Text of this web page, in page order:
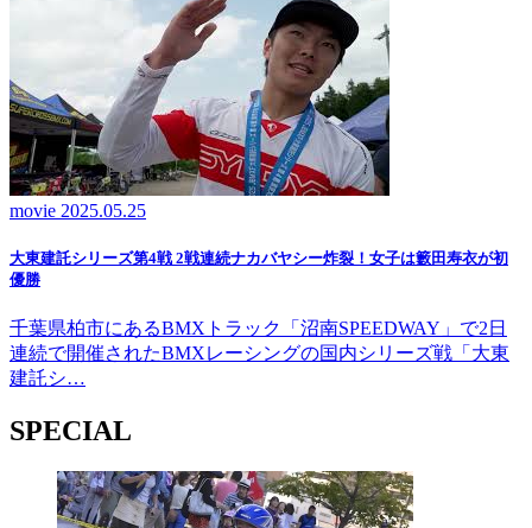
movie 2025.05.25
大東建託シリーズ第4戦 2戦連続ナカバヤシー炸裂！女子は籔田寿衣が初
優勝
千葉県柏市にあるBMXトラック「沼南SPEEDWAY」で2日
連続で開催されたBMXレーシングの国内シリーズ戦「大東
建託シ…
SPECIAL